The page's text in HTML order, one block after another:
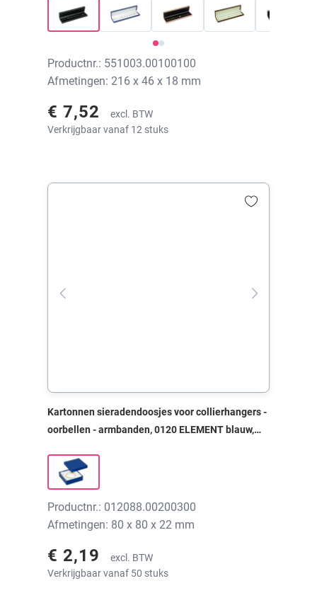
Productnr.: 551003.00100100
Afmetingen: 216 x 46 x 18 mm
€ 7,52
excl. BTW
Verkrijgbaar vanaf 12 stuks
Kartonnen sieradendoosjes voor collierhangers -
oorbellen - armbanden, 0120 ELEMENT blauw,
Productnr.: 012088.00200300
Afmetingen: 80 x 80 x 22 mm
€ 2,19
excl. BTW
Verkrijgbaar vanaf 50 stuks